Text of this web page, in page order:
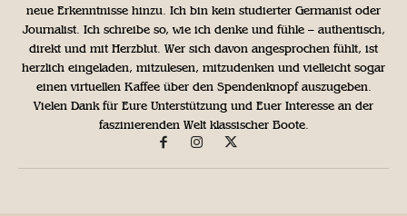
neue Erkenntnisse hinzu. Ich bin kein studierter Germanist oder
Journalist. Ich schreibe so, wie ich denke und fühle – authentisch,
direkt und mit Herzblut. Wer sich davon angesprochen fühlt, ist
herzlich eingeladen, mitzulesen, mitzudenken und vielleicht sogar
einen virtuellen Kaffee über den Spendenknopf auszugeben.
Vielen Dank für Eure Unterstützung und Euer Interesse an der
faszinierenden Welt klassischer Boote.